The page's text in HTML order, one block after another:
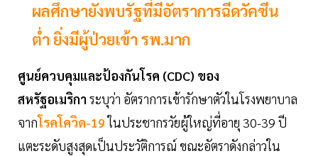
ผลศึกษายังพบรัฐที่มีอัตราการฉีดวัคซีน
ต่ำ ยิ่งมีผู้ป่วยเข้า รพ.มาก
ศูนย์ควบคุมและป้องกันโรค (CDC) ของ
สหรัฐอเมริกา ระบุว่า อัตราการเข้ารักษาตัวในโรงพยาบาล
จากโรคโควิด-19ในประชากรวัยผู้ใหญ่ที่อายุ 30-39 ปี
แตะระดับสูงสุดเป็นประวัติการณ์ ขณะอัตราดังกล่าวใน